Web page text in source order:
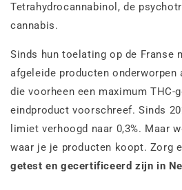
Tetrahydrocannabinol, de
cannabis.
Sinds hun toelating op de Franse
afgeleide producten onderworpen
die voorheen een maximum THC-
eindproduct voorschreef. Sinds
limiet verhoogd naar 0,3%. Maar
waar je je producten koopt. Zorg
getest en gecertificeerd zijn in